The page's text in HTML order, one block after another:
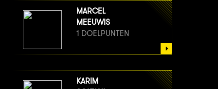
MARCEL
MEEUWIS
1 DOELPUNTEN
KARIM